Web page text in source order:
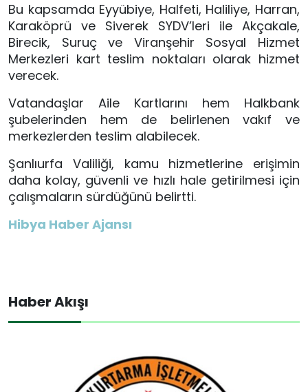
Bu kapsamda Eyyübiye, Halfeti, Haliliye, Harran,
Karaköprü ve Siverek SYDV’leri ile Akçakale,
Birecik, Suruç ve Viranşehir Sosyal Hizmet
Merkezleri kart teslim noktaları olarak hizmet
verecek.
Vatandaşlar Aile Kartlarını hem Halkbank
şubelerinden hem de belirlenen vakıf ve
merkezlerden teslim alabilecek.
Şanlıurfa Valiliği, kamu hizmetlerine erişimin
daha kolay, güvenli ve hızlı hale getirilmesi için
çalışmaların sürdüğünü belirtti.
Hibya Haber Ajansı
Haber Akışı